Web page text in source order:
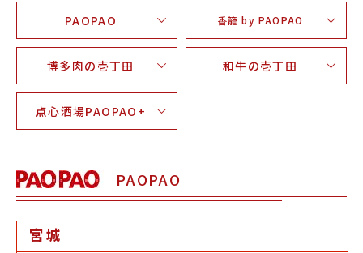
PAOPAO 香籠 by PAOPAO
博多肉の壱丁田 和牛の壱丁田
点心酒場PAOPAO+
PAOPAO
宮城